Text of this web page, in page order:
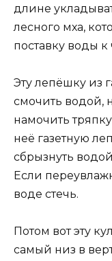
длине
лесного мха,
поставку воды
Эту лепёшку из
смочить водой,
намочить
неё газетную
сбрызнуть
Если
воде стечь.
Потом вот эту
самый низ в